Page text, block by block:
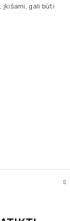
įkišami, gali būti